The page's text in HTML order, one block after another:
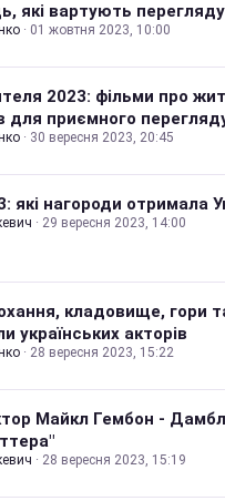
які вартують перегляду
· 01 жовтня 2023, 10:00
2023: фільми про
для приємного
· 30 вересня 2023, 20:45
які нагороди отримала
· 29 вересня 2023, 14:00
кладовище, гори
українських акторів
· 28 вересня 2023, 15:22
Майкл Гембон -
· 28 вересня 2023, 15:19